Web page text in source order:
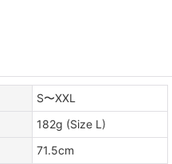
S〜XXL
182g (Size L)
71.5cm